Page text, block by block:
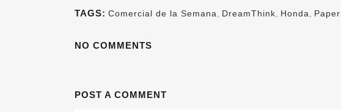
TAGS: Comercial de la Semana DreamThink Honda Paper
NO COMMENTS
POST A COMMENT